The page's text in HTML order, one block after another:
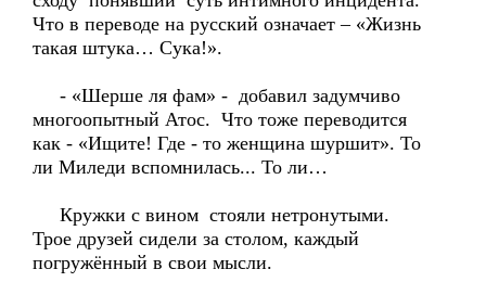
Что в переводе на русский означает – «Жизнь
такая штука… Сука!».
- «Шерше ля фам» - добавил задумчиво
многоопытный Атос. Что тоже переводится
как - «Ищите! Где - то женщина шуршит». То
ли Миледи вспомнилась... То ли…
Кружки с вином стояли нетронутыми.
Трое друзей сидели за столом, каждый
погружённый в свои мысли.